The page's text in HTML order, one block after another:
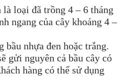
là loại đã trồng 4 – 6 tháng
ngang của cây khoảng 4 –
bầu nhựa đen hoặc trắng.
gửi nguyên cả bầu cây có
hàng có thể sử dụng